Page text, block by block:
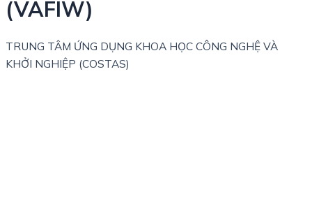
(VAFIW)
TRUNG TÂM ỨNG DỤNG KHOA HỌC CÔNG NGHỆ VÀ
KHỞI NGHIỆP (COSTAS)